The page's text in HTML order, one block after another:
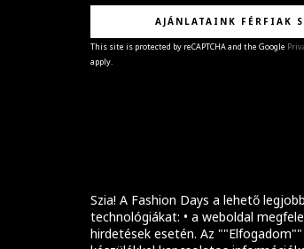
Szia! A Fashion Days a lehető
technológiákat: • a weboldal
hirdetések esetén. Az
AJÁNLATAINK FÉRFIAK
This site is protected by reCAPTCHA and the Google
apply.